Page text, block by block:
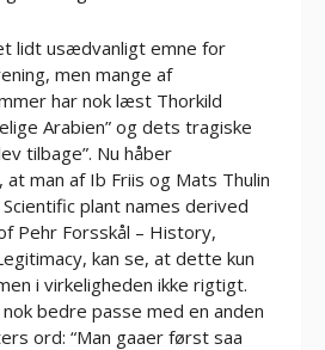
lidt usædvanligt emne for
men mange af
har nok læst Thorkild
Arabien” og dets tragiske
tilbage”. Nu håber
man af Ib Friis og Mats Thulin
plant names derived
Pehr Forsskål – History,
kan se, at dette kun
i virkeligheden ikke rigtigt.
bedre passe med en anden
ord: “Man gaaer først saa